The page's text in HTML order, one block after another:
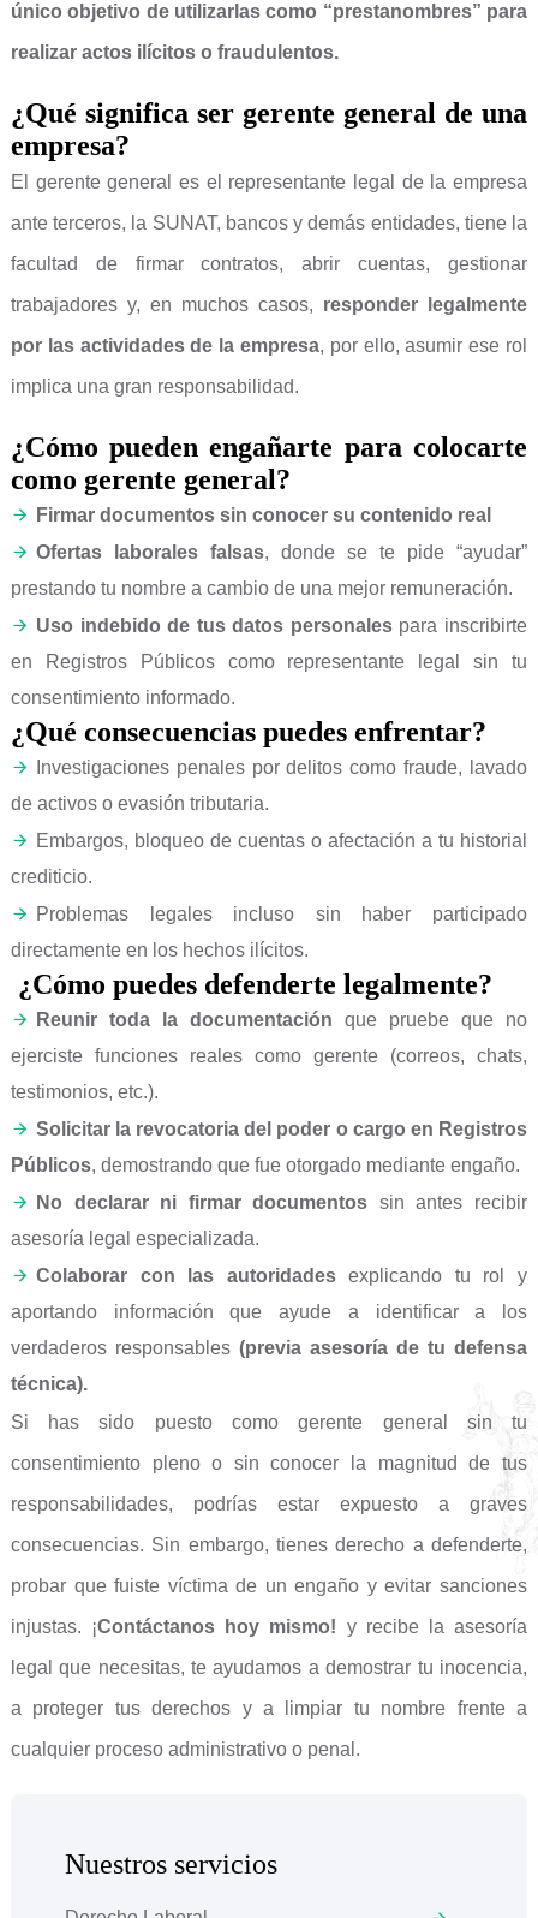
único objetivo de utilizarlas como “prestanombres” para
realizar actos ilícitos o fraudulentos.
¿Qué significa ser gerente general de una
empresa?
El gerente general es el representante legal de la empresa
ante terceros, la SUNAT, bancos y demás entidades, tiene la
facultad de firmar contratos, abrir cuentas, gestionar
trabajadores y, en muchos casos, responder legalmente
por las actividades de la empresa, por ello, asumir ese rol
implica una gran responsabilidad.
¿Cómo pueden engañarte para colocarte
como gerente general?
Firmar documentos sin conocer su contenido real
Ofertas laborales falsas, donde se te pide “ayudar”
prestando tu nombre a cambio de una mejor remuneración.
Uso indebido de tus datos personalespara inscribirte
en Registros Públicos como representante legal sin tu
consentimiento informado.
¿Qué consecuencias puedes enfrentar?
Investigaciones penales por delitos como fraude, lavado
de activos o evasión tributaria.
Embargos, bloqueo de cuentas o afectación a tu historial
crediticio.
Problemas legales incluso sin haber participado
directamente en los hechos ilícitos.
¿Cómo puedes defenderte legalmente?
Reunir toda la documentación que pruebe que no
ejerciste funciones reales como gerente (correos, chats,
testimonios, etc.).
Solicitar la revocatoria del poder o cargo en Registros
Públicos, demostrando que fue otorgado mediante engaño.
No declarar ni firmar documentos sin antes recibir
asesoría legal especializada.
Colaborar con las autoridadesexplicando tu rol y
aportando información que ayude a identificar a los
verdaderos responsables (previa asesoría de tu defensa
técnica).
Si has sido puesto como gerente general sin tu
consentimiento pleno o sin conocer la magnitud de tus
responsabilidades, podrías estar expuesto a graves
consecuencias. Sin embargo, tienes derecho a defenderte,
probar que fuiste víctima de un engaño y evitar sanciones
injustas. ¡Contáctanos hoy mismo! y recibe la asesoría
legal que necesitas, te ayudamos a demostrar tu inocencia,
a proteger tus derechos y a limpiar tu nombre frente a
cualquier proceso administrativo o penal.
Nuestros servicios